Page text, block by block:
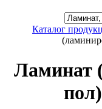
Каталог
Ламинат